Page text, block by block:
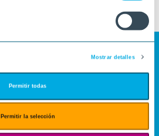
Mostrar detalles
Permitir todas
Permitir la selección